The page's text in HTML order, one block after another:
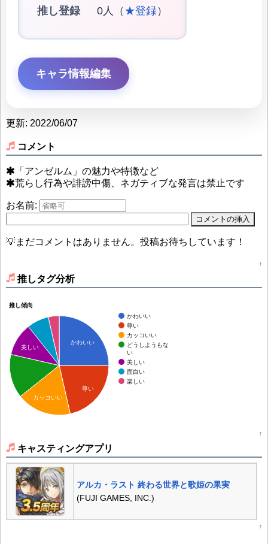
推し登録 0人（ ★登録）
キャラ情報編集
更新: 2022/06/07
コメント
「アンゼルム」の魅力や特徴など
荒らし行為や誹謗中傷、ネガティブな発言は禁止です
お名前:
💡まだコメントはありません。投稿お待ちしています！
↑
推しタグ分析
推し傾向
かわいい
尊い
カッコいい
どうしようもな
い
美しい
面白い
楽しい
かわいい
尊い
美しい
カッコいい
↑
キャスティングアプリ
アルカ・ラスト 終わる世界と歌姫の果実
(FUJI GAMES, INC.)
↑